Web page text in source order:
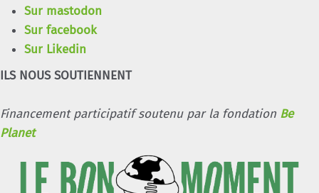
Sur mastodon
Sur facebook
Sur Likedin
ILS NOUS SOUTIENNENT
Financement participatif soutenu par la fondation Be
Planet